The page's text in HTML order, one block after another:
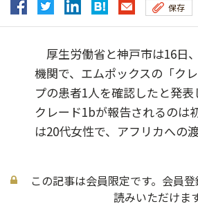
保存
厚生労働省と神戸市は16日
機関で、エムポックスの「ク
プの患者1人を確認したと発
クレード1bが報告されるの
は20代女性で、アフリカへの
この記事は会員限定です。会員
読みいただけます